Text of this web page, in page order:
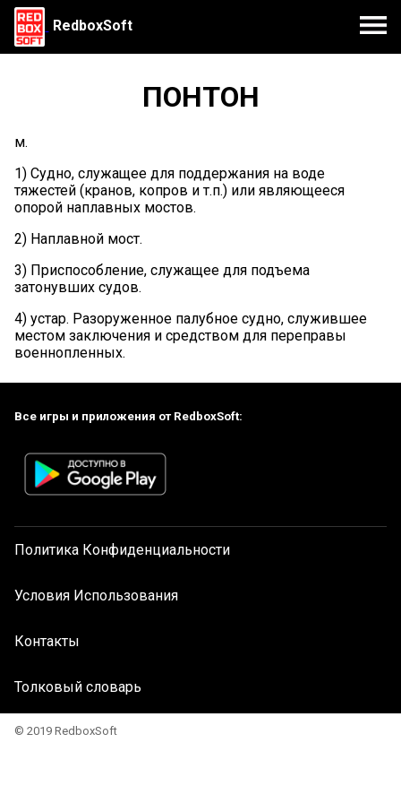
RedboxSoft
ПОНТОН
м.
1) Судно, служащее для поддержания на воде
тяжестей (кранов, копров и т.п.) или являющееся
опорой наплавных мостов.
2) Наплавной мост.
3) Приспособление, служащее для подъема
затонувших судов.
4) устар. Разоруженное палубное судно, служившее
местом заключения и средством для переправы
военнопленных.
Все игры и приложения от RedboxSoft:
Политика Конфиденциальности
Условия Использования
Контакты
Толковый словарь
© 2019 RedboxSoft